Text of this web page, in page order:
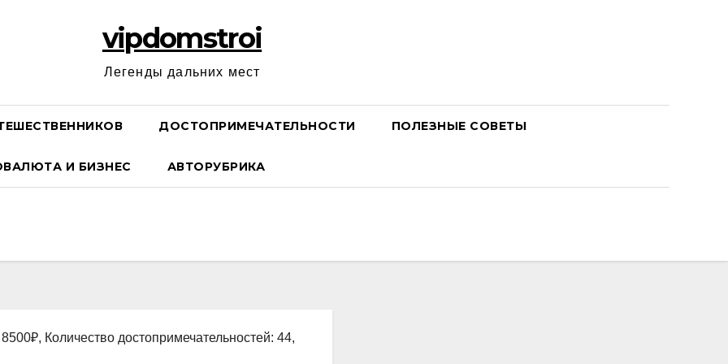
vipdomstroi
Легенды дальних мест
ДОСТОПРИМЕЧАТЕЛЬНОСТИ ПОЛЕЗНЫЕ СОВЕТЫ
И БИЗНЕС АВТОРУБРИКА
Количество достопримечательностей: 44,